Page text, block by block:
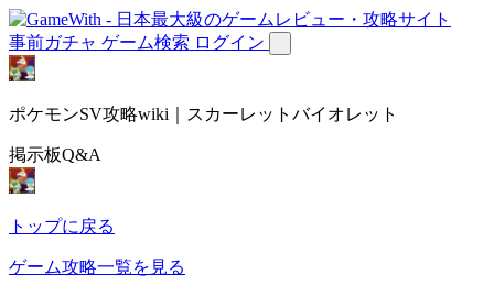
事前ガチャ ゲーム検索 ログイン
ポケモンSV攻略wiki｜スカーレットバイオレット
掲示板Q&A
トップに戻る
ゲーム攻略一覧を見る